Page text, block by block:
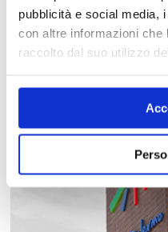
pubblicità e social media,
con altre informazioni che
raccolto dal suo utilizzo